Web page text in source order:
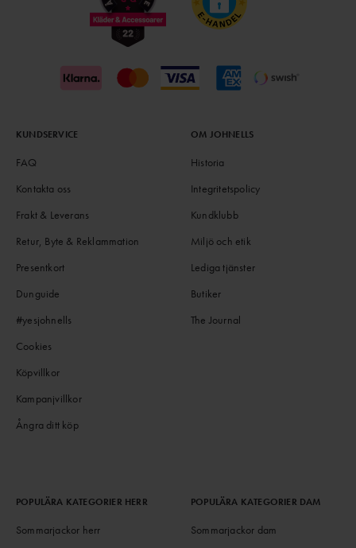
KUNDSERVICE
FAQ
Kontakta oss
Frakt & Leverans
Retur, Byte & Reklammation
Presentkort
Dunguide
#yesjohnells
Cookies
Köpvillkor
Kampanjvillkor
Ångra ditt köp
OM JOHNELLS
Historia
Integritetspolicy
Kundklubb
Miljö och etik
Lediga tjänster
Butiker
The Journal
POPULÄRA KATEGORIER HERR
Sommarjackor herr
POPULÄRA KATEGORIER DAM
Sommarjackor dam